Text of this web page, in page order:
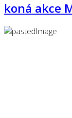
koná akce